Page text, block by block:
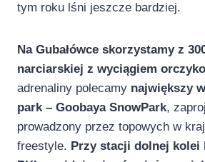
tym roku lśni jeszcze bardziej.
Na Gubałówce skorzystamy z
narciarskiej z wyciągiem
adrenaliny polecamy największy
park – Goobaya SnowPark,
prowadzony przez topowych w
freestyle. Przy stacji dolnej kolei